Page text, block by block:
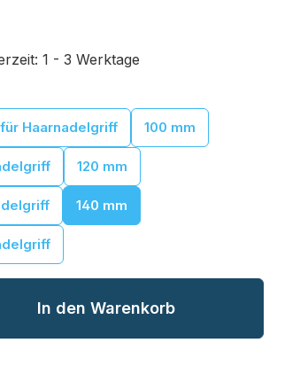
von 5 von 5 Sternen
1 - 3 Werktage
Haarnadelgriff 100 mm
120 mm
140 mm
Wert ein oder benutze die Schaltflächen
In den Warenkorb